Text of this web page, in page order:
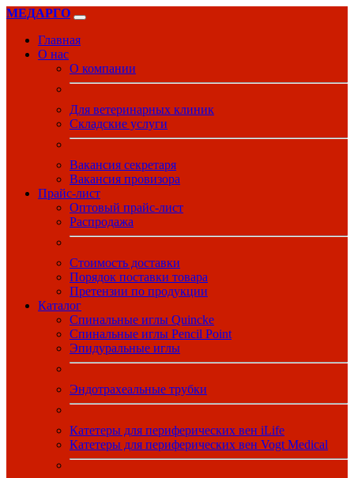
МЕДАРГО
Главная
О нас
О компании
Для ветеринарных клиник
Складские услуги
Вакансия секретаря
Вакансия провизора
Прайс-лист
Оптовый прайс-лист
Распродажа
Стоимость доставки
Порядок поставки товара
Претензии по продукции
Каталог
Спинальные иглы Quincke
Спинальные иглы Pencil Point
Эпидуральные иглы
Эндотрахеальные трубки
Катетеры для периферических вен iLife
Катетеры для периферических вен Vogt Medical